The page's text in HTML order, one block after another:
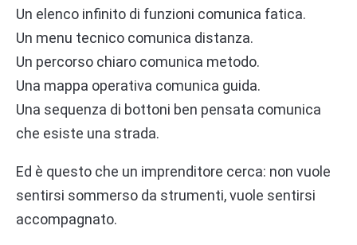
Un elenco infinito di funzioni comunica fatica.
Un menu tecnico comunica distanza.
Un percorso chiaro comunica metodo.
Una mappa operativa comunica guida.
Una sequenza di bottoni ben pensata comunica
che esiste una strada.
Ed è questo che un imprenditore cerca: non vuole
sentirsi sommerso da strumenti, vuole sentirsi
accompagnato.